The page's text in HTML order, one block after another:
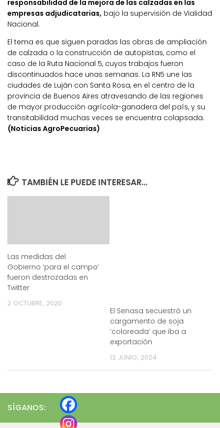
responsabilidad de la mejora de las calzadas en las
empresas adjudicatarias, bajo la supervisión de Vialidad
Nacional.
El tema es que siguen paradas las obras de ampliación
de calzada o la construcción de autopistas, como el
caso de la Ruta Nacional 5, cuyos trabajos fueron
discontinuados hace unas semanas. La RN5 une las
ciudades de Luján con Santa Rosa, en el centro de la
provincia de Buenos Aires atravesando de las regiones
de mayor producción agrícola-ganadera del país, y su
transitabilidad muchas veces se encuentra colapsada.
(Noticias AgroPecuarias)
TAMBIÉN LE PUEDE INTERESAR...
Las medidas del
Gobierno ‘para el campo’
fueron destrozadas en
Twitter
2 OCTUBRE, 2020
El Senasa secuestró un
cargamento de soja
‘coloreada’ que iba a
exportación
12 JUNIO, 2024
SÍGANOS: